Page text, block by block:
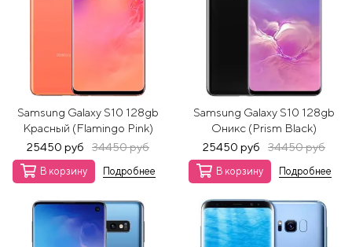
Samsung Galaxy S10 128gb
Красный (Flamingo Pink)
25450 руб
34450 руб
В корзину Подробнее
Samsung Galaxy S10 128gb
Оникс (Prism Black)
25450 руб
34450 руб
В корзину Подробнее